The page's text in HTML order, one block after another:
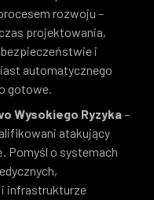
rozwoju –
projektowania,
i
automatycznego
gotowe.
Wysokiego Ryzyka–
atakujący
Pomyśl o systemach
i infrastrukturze